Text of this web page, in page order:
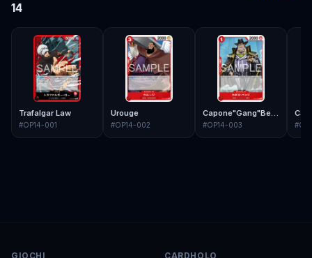
14
Trafalgar Law
#OP14-001
Urouge
#OP14-002
Capone"Gang"Bege
#OP14-003 #
GIOCHI CARDHOLO